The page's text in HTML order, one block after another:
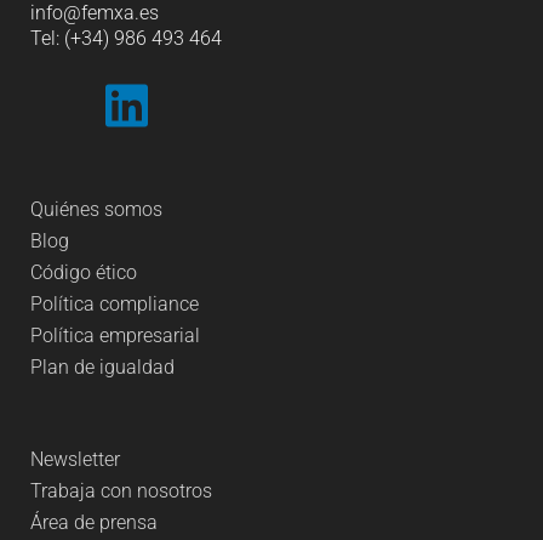
info@femxa.es
Tel: (+34) 986 493 464
Quiénes somos
Blog
Código ético
Política compliance
Política empresarial
Plan de igualdad
Newsletter
Trabaja con nosotros
Área de prensa